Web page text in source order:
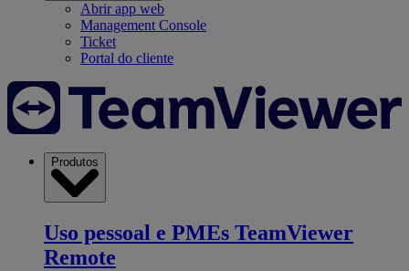
Abrir app web
Management Console
Ticket
Portal do cliente
Produtos
Uso pessoal e PMEs TeamViewer
Remote